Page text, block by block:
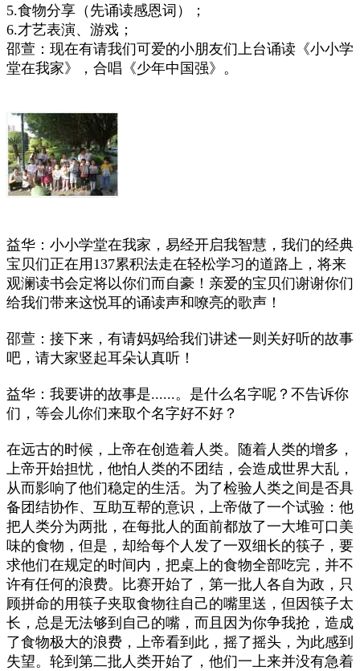
5.食物分享（先诵读感恩词）；
6.才艺表演、游戏；
邵萱：现在有请我们可爱的小朋友们上台诵读《小小学
堂在我家》，合唱《少年中国强》。
益华：小小学堂在我家，易经开启我智慧，我们的经典
宝贝们正在用137累积法走在轻松学习的道路上，将来
观澜读书会定将以你们而自豪！亲爱的宝贝们谢谢你们
给我们带来这悦耳的诵读声和嘹亮的歌声！
邵萱：接下来，有请妈妈给我们讲述一则关好听的故事
吧，请大家竖起耳朵认真听！
益华：我要讲的故事是......。是什么名字呢？不告诉你
们，等会儿你们来取个名字好不好？
在远古的时候，上帝在创造着人类。随着人类的增多，
上帝开始担忧，他怕人类的不团结，会造成世界大乱，
从而影响了他们稳定的生活。为了检验人类之间是否具
备团结协作、互助互帮的意识，上帝做了一个试验：他
把人类分为两批，在每批人的面前都放了一大堆可口美
味的食物，但是，却给每个人发了一双细长的筷子，要
求他们在规定的时间内，把桌上的食物全部吃完，并不
许有任何的浪费。比赛开始了，第一批人各自为政，只
顾拼命的用筷子夹取食物往自己的嘴里送，但因筷子太
长，总是无法够到自己的嘴，而且因为你争我抢，造成
了食物极大的浪费，上帝看到此，摇了摇头，为此感到
失望。轮到第二批人类开始了，他们一上来并没有急着